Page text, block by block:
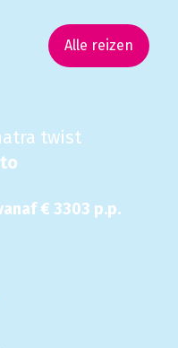
Alle reizen
twist
€ 3303 p.p.